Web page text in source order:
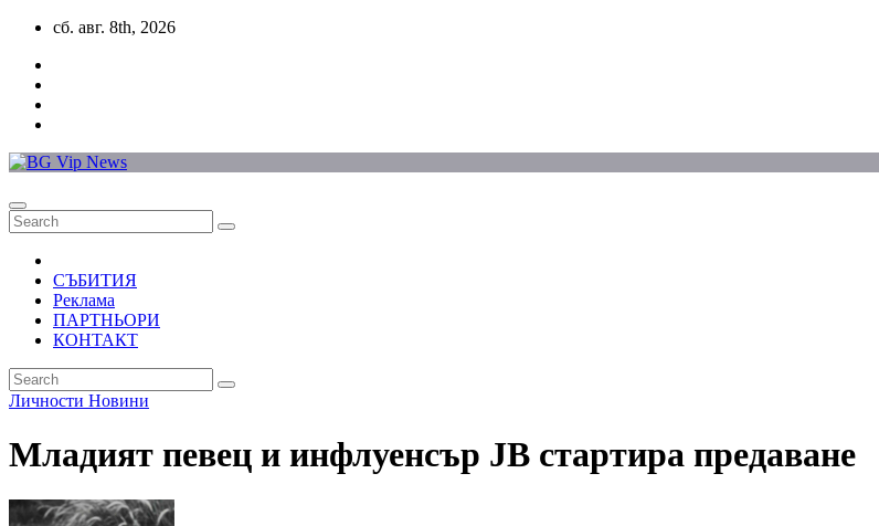
Skip
content
сб. авг. 8th, 2026
СЪБИТИЯ
Реклама
ПАРТНЬОРИ
КОНТАКТ
Личности Новини
Младият певец и инфлуенсър JB стартира предаване